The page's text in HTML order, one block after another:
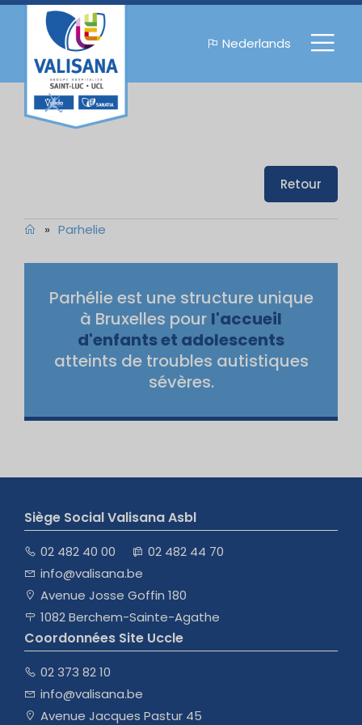
Nederlands
Retour
» Parhelie
Parhélie est une structure unique
à Bruxelles pour l'accueil
d'enfants et adolescents
atteints de troubles autistiques
sévères.
Siège Social Valisana Asbl
02 482 40 00
02 482 44 70
info@valisana.be
Avenue Josse Goffin 180
1082 Berchem-Sainte-Agathe
Coordonnées Site Uccle
02 373 82 10
info@valisana.be
Avenue Jacques Pastur 45